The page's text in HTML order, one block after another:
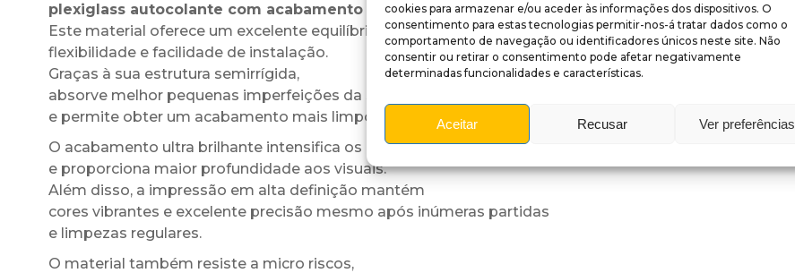
cookies para armazenar e/ou aceder às informações dos dispositivos. O
consentimento para estas tecnologias permitir-nos-á tratar dados como o
comportamento de navegação ou identificadores únicos neste site. Não
consentir ou retirar o consentimento pode afetar negativamente
determinadas funcionalidades e características.
Aceitar Recusar Ver preferências
plexiglass autocolante com acabamento ultra brilhante.
Este material oferece um excelente equilíbrio entre rigidez,
flexibilidade e facilidade de instalação.
Graças à sua estrutura semirrígida,
absorve melhor pequenas imperfeições da superfície
e permite obter um acabamento mais limpo e uniforme.
O acabamento ultra brilhante intensifica os contrastes
e proporciona maior profundidade aos visuais.
Além disso, a impressão em alta definição mantém
cores vibrantes e excelente precisão mesmo após inúmeras partidas
e limpezas regulares.
O material também resiste a micro riscos,